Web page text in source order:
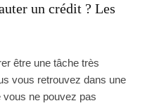
un crédit ? Les
être une tâche très
vous retrouvez dans une
vous ne pouvez pas